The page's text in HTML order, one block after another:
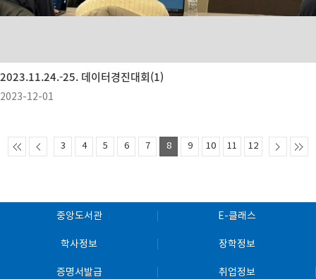
2023.11.24.-25. 데이터경진대회(1)
2023-12-01
3 4 5 6 7 8 9 10 11 12
중앙도서관 E-클래스
학사정보 장학정보
증명서발급 취업정보